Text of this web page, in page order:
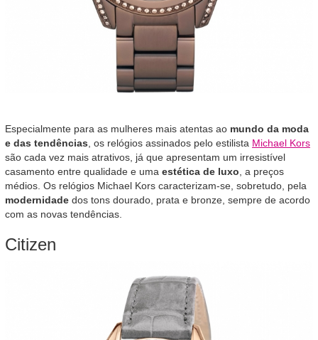
Especialmente para as mulheres mais atentas ao mundo da moda
e das tendências , os relógios assinados pelo estilista Michael Kors
são cada vez mais atrativos, já que apresentam um irresistível
casamento entre qualidade e uma estética de luxo , a preços
médios. Os relógios Michael Kors caracterizam-se, sobretudo, pela
modernidade dos tons dourado, prata e bronze, sempre de acordo
com as novas tendências.
Citizen